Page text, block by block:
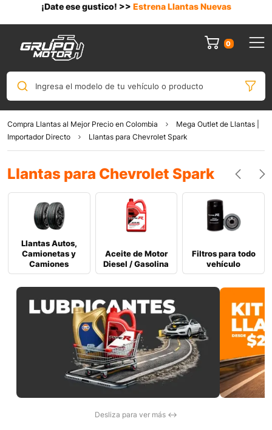
¡Date ese gustico! >> Estrena Llantas Nuevas
0
Ingresa el modelo de tu vehículo o producto
Compra Llantas al Mejor Precio en Colombia
Mega Outlet de Llantas |
Importador Directo
Llantas para Chevrolet Spark
Llantas para Chevrolet Spark
Llantas Autos,
Camionetas y
Camiones
Aceite de Motor
Diesel / Gasolina
Filtros para todo
vehículo
Desliza para ver más ↔